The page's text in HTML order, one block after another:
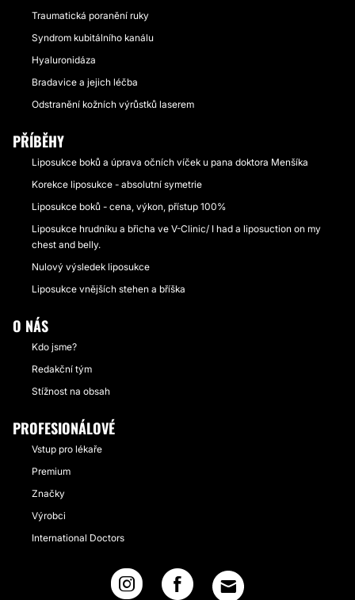
Traumatická poranění ruky
Syndrom kubitálního kanálu
Hyaluronidáza
Bradavice a jejich léčba
Odstranění kožních výrůstků laserem
PŘÍBĚHY
Liposukce boků a úprava očních víček u pana doktora Menšíka
Korekce liposukce - absolutní symetrie
Liposukce boků - cena, výkon, přístup 100%
Liposukce hrudníku a břicha ve V-Clinic/ I had a liposuction on my
chest and belly.
Nulový výsledek liposukce
Liposukce vnějších stehen a bříška
O NÁS
Kdo jsme?
Redakční tým
Stížnost na obsah
PROFESIONÁLOVÉ
Vstup pro lékaře
Premium
Značky
Výrobci
International Doctors